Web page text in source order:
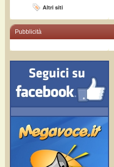
Altri siti
Pubblicità